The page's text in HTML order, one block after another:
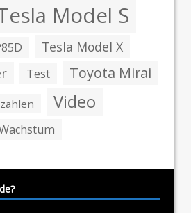
Model S
Tesla Model X
Test Toyota Mirai
Video